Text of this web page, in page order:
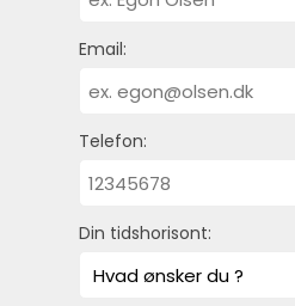
Email:
Telefon:
Din tidshorisont: